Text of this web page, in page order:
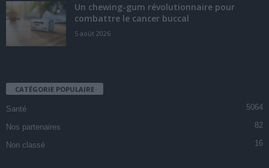
Un chewing-gum révolutionnaire pour
combattre le cancer buccal
5 août 2026
CATÉGORIE POPULAIRE
Santé 5064
Nos partenaires 82
Non classé 16